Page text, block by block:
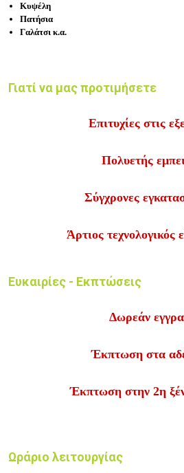
Κυψέλη
Πατήσια
Γαλάτσι κ.α.
Γιατί να μας προτιμήσετε
Επιτυχίες στις
Πολυετής
Σύγχρονες
Άρτιος τεχνολογικός
Ευκαιρίες - Εκπτώσεις
Δωρεάν
Έκπτωση στα
Έκπτωση στην 2η
Ωράριο λειτουργίας